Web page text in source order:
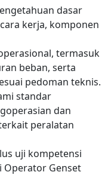
dasar
kerja, komponen
termasuk
beban, serta
pedoman teknis.
standar
dan
peralatan
uji kompetensi
Operator Genset